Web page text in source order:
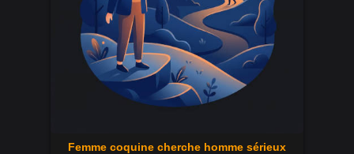
Femme coquine cherche homme sérieux